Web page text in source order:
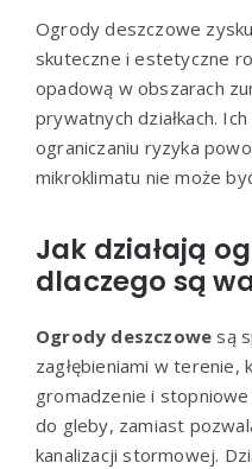
Ogrody deszczowe
skuteczne i estetyczne
opadową w obszarach
prywatnych działkach.
ograniczaniu ryzyka
mikroklimatu nie może
Jak działają
dlaczego są
Ogrody deszczowe są
zagłębieniami w terenie,
gromadzenie i
do gleby, zamiast
kanalizacji stormowej.